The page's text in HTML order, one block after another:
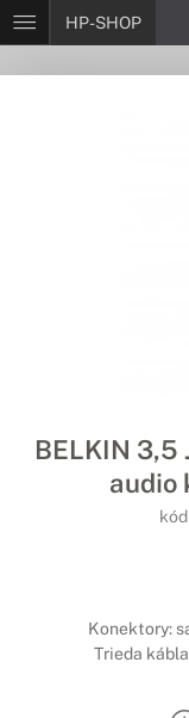
HP-SHOP
BELKIN 3,5
audio
Konektory:
Trieda